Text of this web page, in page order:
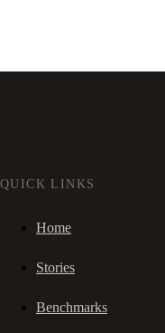
QUICK LINKS
Home
Stories
Benchmarks